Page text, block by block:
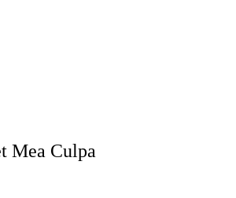
Mea Culpa